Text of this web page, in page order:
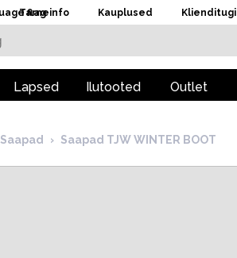
Tarneinfo Kauplused Klienditugi
Lapsed Ilutooted Outlet
Saapad › Saapad TJW WINTER BOOT